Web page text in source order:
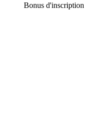
Bonus d'inscription